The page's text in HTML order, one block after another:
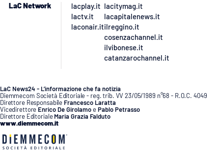
Apple
LaC Network
lacplay.it
lactv.it
laconair.it
lacitymag.it
lacapitalenews.it
ilreggino.it
cosenzachannel.it
ilvibonese.it
catanzarochannel.it
LaC News24 - L’informazione che fa notizia
Diemmecom Società Editoriale - reg. trib. VV 23/05/1989 n°68 - R.O.C. 4049
Direttore Responsabile Francesco Laratta
Vicedirettore Enrico De GirolamoePablo Petrasso
Direttore Editoriale Maria Grazia Falduto
www.diemmecom.it